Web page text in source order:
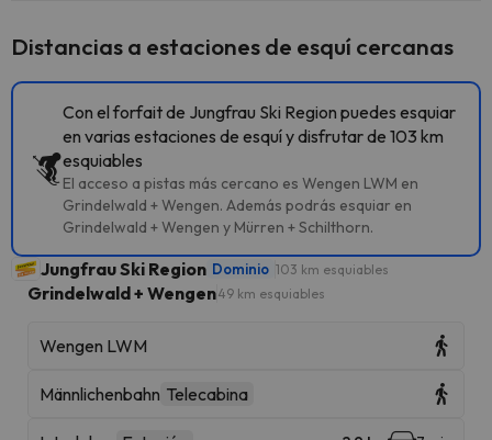
Distancias a estaciones de esquí cercanas
Con el forfait de Jungfrau Ski Region puedes esquiar
en varias estaciones de esquí y disfrutar de 103 km
esquiables
El acceso a pistas más cercano es Wengen LWM en
Grindelwald + Wengen. Además podrás esquiar en
Grindelwald + Wengen y Mürren + Schilthorn.
Jungfrau Ski Region Dominio 103 km esquiables
Grindelwald + Wengen49 km esquiables
Wengen LWM
Männlichenbahn Telecabina